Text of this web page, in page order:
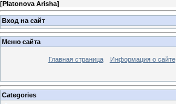
[Platonova Arisha]
Вход на сайт
Меню сайта
Главная страница Информация о сайте
Categories